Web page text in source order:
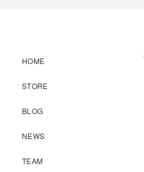
HOME
STORE
BLOG
NEWS
TEAM